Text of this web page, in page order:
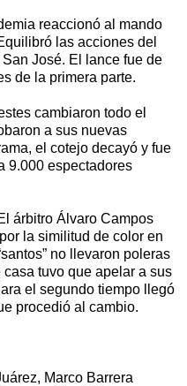
reaccionó al mando
las acciones del
José. El lance fue de
de la primera parte.
cambiaron todo el
a sus nuevas
el cotejo decayó y fue
9.000 espectadores
árbitro Álvaro Campos
la similitud de color en
no llevaron poleras
tuvo que apelar a sus
el segundo tiempo llegó
procedió al cambio.
Marco Barrera